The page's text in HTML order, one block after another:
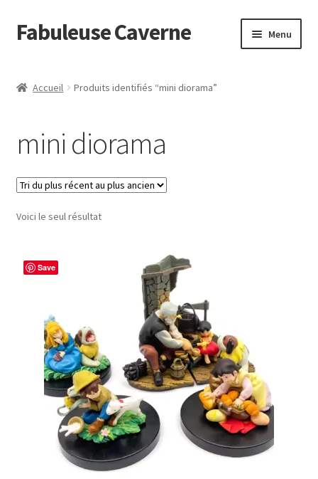
Aller
à
navigation
Aller
au
Fabuleuse Caverne Menu
Superflat Museum Murakami
En réapprovisionnement
Accueil Produits identifiés “mini diorama”
mini diorama
Voici le seul résultat
Save